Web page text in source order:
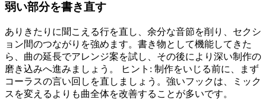
弱い部分を書き直す
ありきたりに聞こえる行を直し、余分な音節を削り、セクシ
ョン間のつながりを強めます。書き物として機能してきた
ら、曲の延長でアレンジ案を試し、その後により深い制作の
磨き込みへ進みましょう。 ヒント: 制作をいじる前に、まず
コーラスの言い回しを直しましょう。強いフックは、ミック
スを変えるよりも曲全体を改善することが多いです。